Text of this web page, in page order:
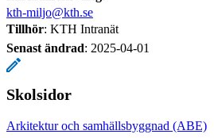
kth-miljo@kth.se
Tillhör: KTH Intranät
Senast ändrad: 2025-04-01
Skolsidor
Arkitektur och samhällsbyggnad (ABE)